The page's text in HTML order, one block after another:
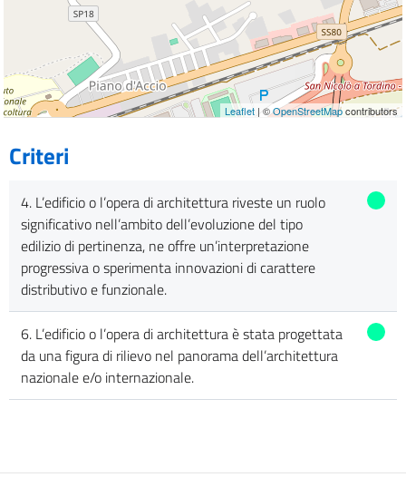
Leaflet | ©OpenStreetMapcontributors
Criteri
4. L’edificio o l’opera di architettura riveste un ruolo
significativo nell’ambito dell’evoluzione del tipo
edilizio di pertinenza, ne offre un’interpretazione
progressiva o sperimenta innovazioni di carattere
distributivo e funzionale.
6. L’edificio o l’opera di architettura è stata progettata
da una figura di rilievo nel panorama dell’architettura
nazionale e/o internazionale.